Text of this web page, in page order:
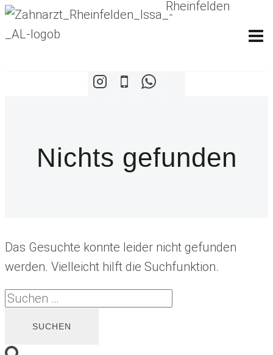
Zum
Inhalt
Nichts gefunden
Das Gesuchte konnte leider nicht gefunden
werden. Vielleicht hilft die Suchfunktion.
Suchen